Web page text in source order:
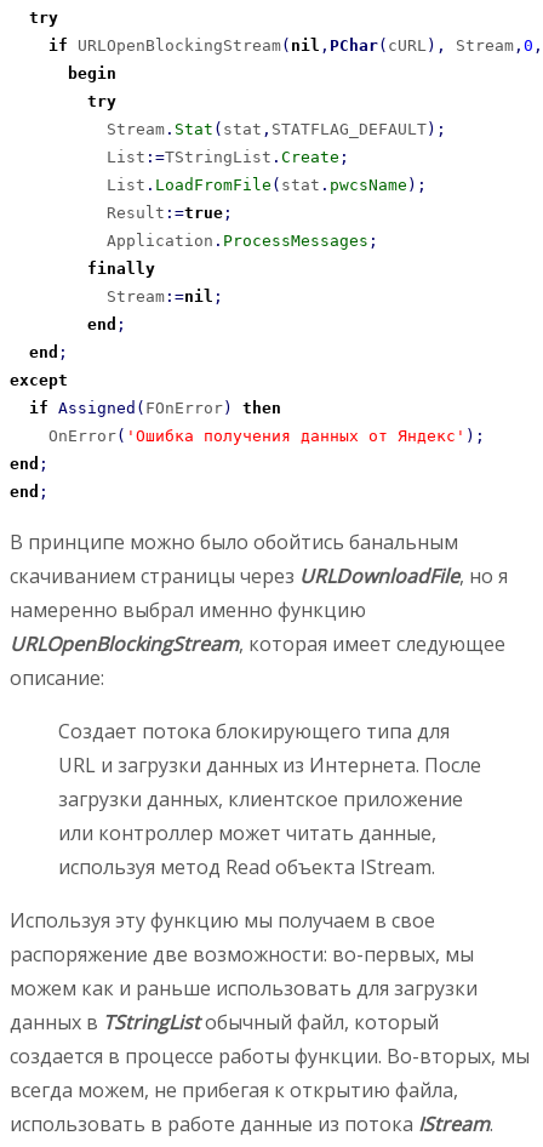
try
if URLOpenBlockingStream( nil , PChar( cURL ) , Stream , 0 ,
begin
try
          Stream
. Stat ( stat , STATFLAG_DEFAULT) ;
          List
: =TStringList . Create ;
          List
. LoadFromFile ( stat . pwcsName ) ;
          Result
: =true ;
          Application
. ProcessMessages ;
finally
          Stream
: =nil ;
end ;
end ;
except
if Assigned ( FOnError)
then
    OnError
( 'Ошибка получения данных от Яндекс' ) ;
end ;
end ;
В принципе можно было обойтись банальным
скачиванием страницы через URLDownloadFile, но я
намеренно выбрал именно функцию
URLOpenBlockingStream, которая имеет следующее
описание:
Создает потока блокирующего типа для
URL и загрузки данных из Интернета. После
загрузки данных, клиентское приложение
или контроллер может читать данные,
используя метод Read объекта IStream.
Используя эту функцию мы получаем в свое
распоряжение две возможности: во-первых, мы
можем как и раньше использовать для загрузки
данных в TStringListобычный файл, который
создается в процессе работы функции. Во-вторых, мы
всегда можем, не прибегая к открытию файла,
использовать в работе данные из потока IStream.